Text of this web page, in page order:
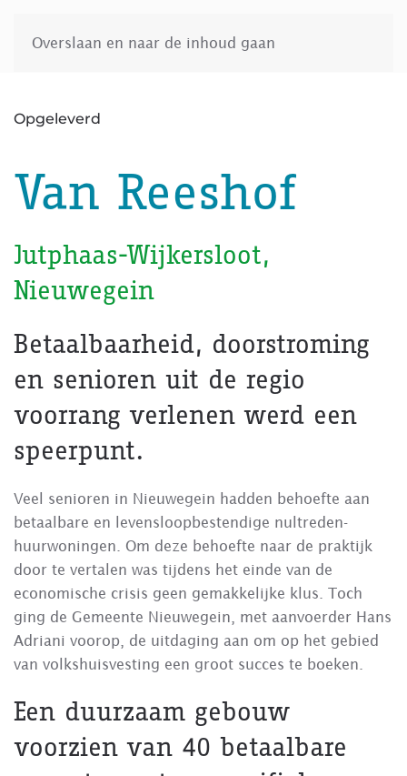
Overslaan en naar de inhoud gaan
Opgeleverd
Van Reeshof
Jutphaas-Wijkersloot,
Nieuwegein
Betaalbaarheid, doorstroming
en senioren uit de regio
voorrang verlenen werd een
speerpunt.
Veel senioren in Nieuwegein hadden behoefte aan
betaalbare en levensloopbestendige nultreden-
huurwoningen. Om deze behoefte naar de praktijk
door te vertalen was tijdens het einde van de
economische crisis geen gemakkelijke klus. Toch
ging de Gemeente Nieuwegein, met aanvoerder Hans
Adriani voorop, de uitdaging aan om op het gebied
van volkshuisvesting een groot succes te boeken.
Een duurzaam gebouw
voorzien van 40 betaalbare